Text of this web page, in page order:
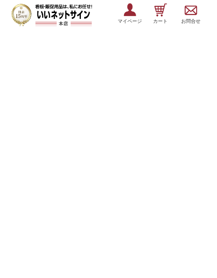
マイページ カート お問合せ